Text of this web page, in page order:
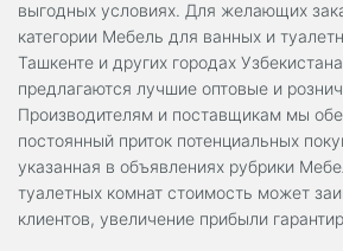
выгодных условиях. Для желающих
категории Мебель для ванных и
Ташкенте и других городах
предлагаются лучшие оптовые и
Производителям и поставщикам мы
постоянный приток потенциальных
указанная в объявлениях рубрики
туалетных комнат стоимость может
клиентов, увеличение прибыли